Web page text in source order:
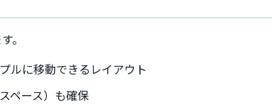
。
に移動できるレイアウト
ペース）も確保